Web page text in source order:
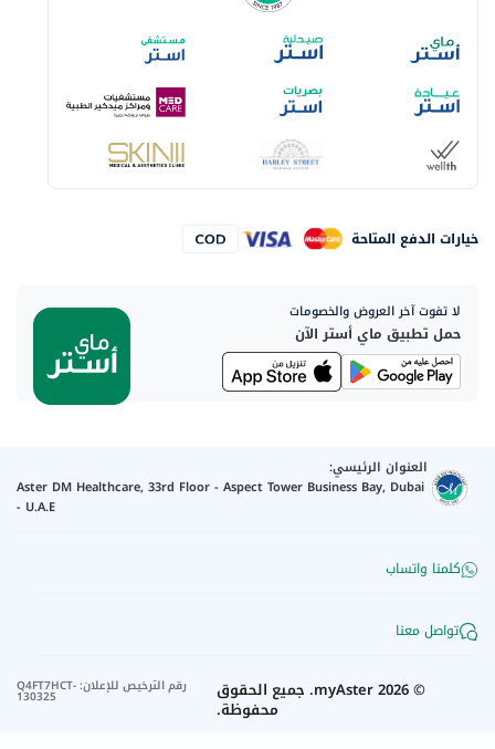
خيارات الدفع المتاحة
لا تفوت آخر العروض والخصومات
حمل تطبيق ماي أستر الآن
العنوان الرئيسي:
Aster DM Healthcare, 33rd Floor - Aspect Tower Business Bay, Dubai
- U.A.E
كلمنا واتساب
تواصل معنا
©
2026
myAster. جميع الحقوق
محفوظة.
رقم الترخيص للإعلان:
Q4FT7HCT-
130325